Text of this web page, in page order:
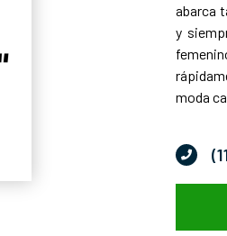
abarca
y
moda